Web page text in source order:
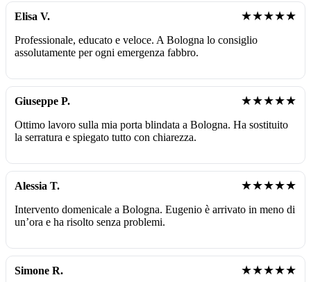
Elisa V. ★★★★★
Professionale, educato e veloce. A Bologna lo consiglio
assolutamente per ogni emergenza fabbro.
Giuseppe P. ★★★★★
Ottimo lavoro sulla mia porta blindata a Bologna. Ha sostituito
la serratura e spiegato tutto con chiarezza.
Alessia T. ★★★★★
Intervento domenicale a Bologna. Eugenio è arrivato in meno di
un’ora e ha risolto senza problemi.
Simone R. ★★★★★